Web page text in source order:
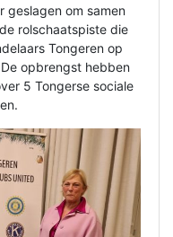
geslagen om samen
rolschaatspiste die
Tongeren op
opbrengst hebben
5 Tongerse sociale